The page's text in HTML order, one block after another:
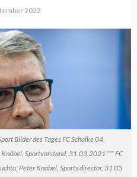
2022
Bilder des Tages FC Schalke 04,
Sportvorstand, 31.03.2021 *** FC
Peter Knäbel, Sports director, 31 03